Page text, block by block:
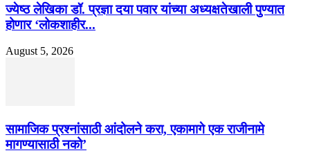
ज्येष्ठ लेखिका डॉ. प्रज्ञा दया पवार यांच्या अध्यक्षतेखाली पुण्यात
होणार ‘लोकशाहीर...
August 5, 2026
सामाजिक प्रश्नांसाठी आंदोलने करा, एकामागे एक राजीनामे
मागण्यासाठी नको’